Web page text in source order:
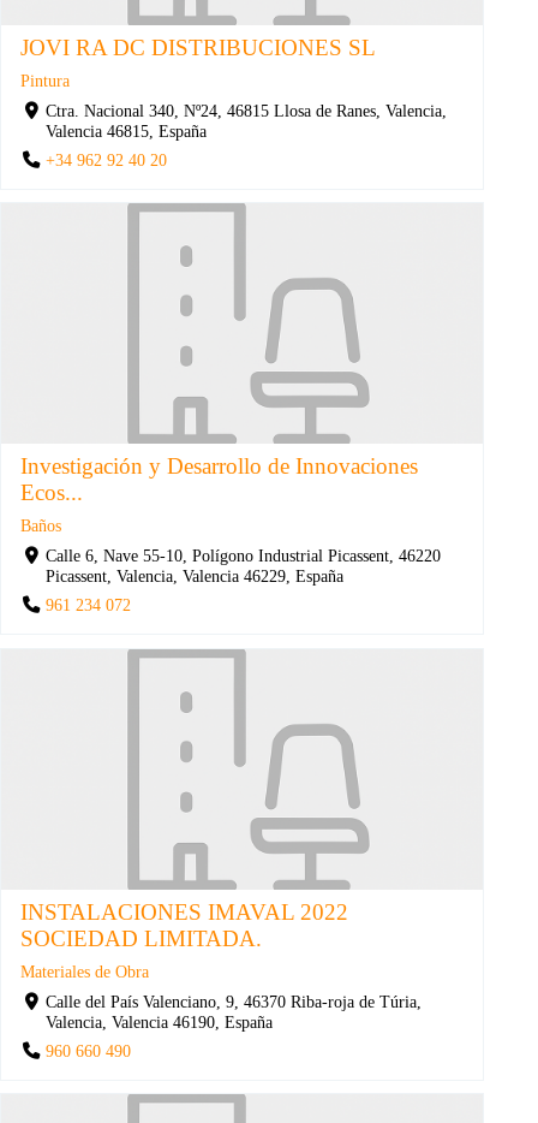
JOVI RA DC DISTRIBUCIONES SL
Pintura
Ctra. Nacional 340, Nº24, 46815 Llosa de Ranes, Valencia,
Valencia 46815, España
+34 962 92 40 20
Investigación y Desarrollo de Innovaciones
Ecos...
Baños
Calle 6, Nave 55-10, Polígono Industrial Picassent, 46220
Picassent, Valencia, Valencia 46229, España
961 234 072
INSTALACIONES IMAVAL 2022
SOCIEDAD LIMITADA.
Materiales de Obra
Calle del País Valenciano, 9, 46370 Riba-roja de Túria,
Valencia, Valencia 46190, España
960 660 490